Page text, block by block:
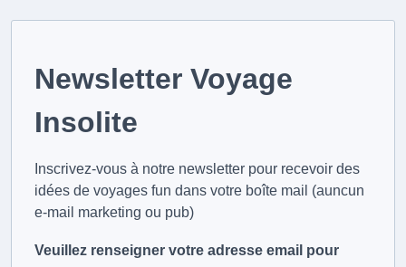
Newsletter Voyage
Insolite
Inscrivez-vous à notre newsletter pour recevoir des
idées de voyages fun dans votre boîte mail (auncun
e-mail marketing ou pub)
Veuillez renseigner votre adresse email pour